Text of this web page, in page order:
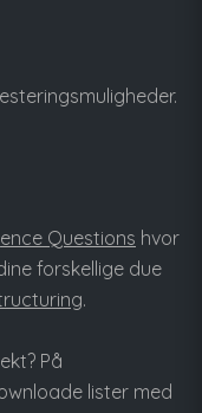
Questions hvor
forskellige due
.
På
lister med